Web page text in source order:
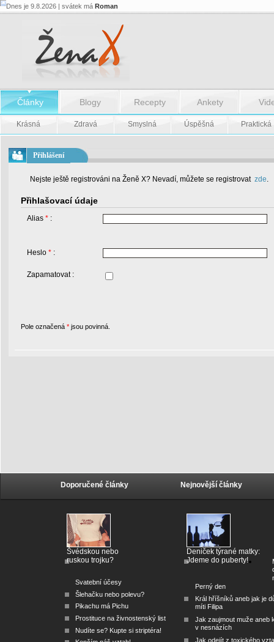
Dnes je 9.8.2026 | svátek má Roman
Články Blogy Recepty Ankety
Krásná Zdravá Smyslná Úspěšná Praktická
Přihlášení
Nejste ještě registrováni na Ženě X? Nevadí, můžete se registrovat zde.
Přihlašovací údaje
Alias * :
Heslo * :
Zapamatovat :
Pole označená * jsou povinná.
Doporučené články
Švédskou nebo
ruskou trojku?
Svatební účesy
Šlehačku nebo polevu?
Pikachu má Pichu
Prostituce na živnostenský list
Nudíte se? Kupte si striptéra!
Nejnovější články
Deniček týrané matky:
Jdeme do puberty!
Perný den
Král hříšníků aneb jak je
míti Filipa
Jak zaujmout muže aneb
v nesnázích
Jak odejít z toxického